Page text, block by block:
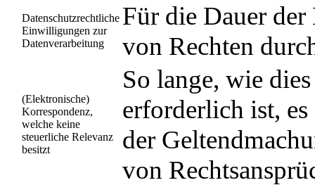
Datenschutzrechtliche
Einwilligungen zur
Datenverarbeitung
Für die Dauer
von Rechten
(Elektronische)
Korrespondenz,
welche keine
steuerliche Relevanz
besitzt
So lange, wie
erforderlich ist,
der
von